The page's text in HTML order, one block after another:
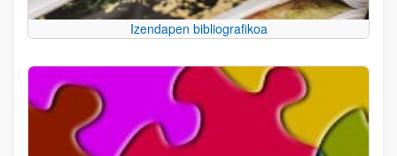
Izendapen bibliografikoa